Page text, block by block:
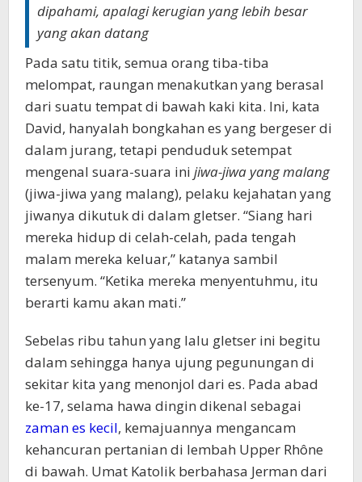
dipahami, apalagi kerugian yang lebih besar
yang akan datang
Pada satu titik, semua orang tiba-tiba
melompat, raungan menakutkan yang berasal
dari suatu tempat di bawah kaki kita. Ini, kata
David, hanyalah bongkahan es yang bergeser di
dalam jurang, tetapi penduduk setempat
mengenal suara-suara ini jiwa-jiwa yang malang
(jiwa-jiwa yang malang), pelaku kejahatan yang
jiwanya dikutuk di dalam gletser. “Siang hari
mereka hidup di celah-celah, pada tengah
malam mereka keluar,” katanya sambil
tersenyum. “Ketika mereka menyentuhmu, itu
berarti kamu akan mati.”
Sebelas ribu tahun yang lalu gletser ini begitu
dalam sehingga hanya ujung pegunungan di
sekitar kita yang menonjol dari es. Pada abad
ke-17, selama hawa dingin dikenal sebagai
zaman es kecil, kemajuannya mengancam
kehancuran pertanian di lembah Upper Rhône
di bawah. Umat ​​​​Katolik berbahasa Jerman dari